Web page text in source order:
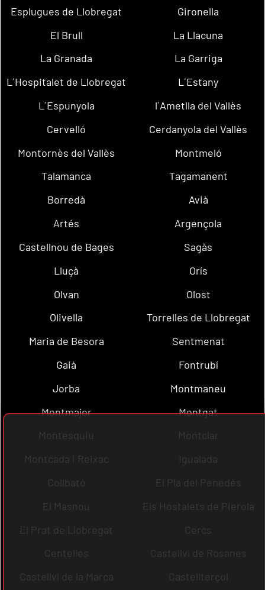
Esplugues de Llobregat
Gironella
El Brull
La Llacuna
La Granada
La Garriga
L´Hospitalet de Llobregat
L´Estany
L´Espunyola
l´Ametlla del Vallès
Cervelló
Cerdanyola del Vallès
Montornès del Vallès
Montmeló
Talamanca
Tagamanent
Borredà
Avià
Artés
Argençola
Castellnou de Bages
Sagàs
Lluçà
Orís
Olvan
Olost
Olivella
Torrelles de Llobregat
Maria de Besora
Sentmenat
Gaià
Fontrubí
Jorba
Montmaneu
Montmajor
Montgat
Montesquiu
Montclar
Montcada i Reixac
Igualada
Collbató
El Pla del Penedès
El Masnou
Els Hostalets de Pierola
El Prat de Llobregat
Cercs
Centelles
Castellví de Rosanes
Castellví de la Marca
Castellterçol